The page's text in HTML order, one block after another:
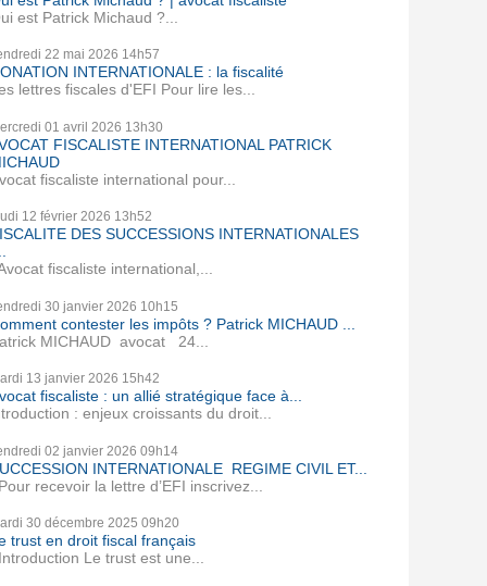
est Patrick Michaud ?...
22 mai 2026 14h57
INTERNATIONALE : la fiscalité
lettres fiscales d'EFI Pour lire les...
01 avril 2026 13h30
FISCALISTE INTERNATIONAL PATRICK
fiscaliste international pour...
12 février 2026 13h52
DES SUCCESSIONS INTERNATIONALES
fiscaliste international,...
30 janvier 2026 10h15
contester les impôts ? Patrick MICHAUD ...
MICHAUD avocat 24...
13 janvier 2026 15h42
fiscaliste : un allié stratégique face à...
: enjeux croissants du droit...
02 janvier 2026 09h14
INTERNATIONALE REGIME CIVIL ET...
recevoir la lettre d’EFI inscrivez...
30 décembre 2025 09h20
trust en droit fiscal français
Le trust est une...